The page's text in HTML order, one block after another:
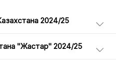
2024/25
"Жастар" 2024/25